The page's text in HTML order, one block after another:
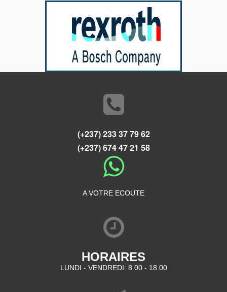
(+237) 233 37 79 62
(+237) 674 47 21 58
A VOTRE ECOUTE
HORAIRES
LUNDI - VENDREDI: 8.00 - 18.00